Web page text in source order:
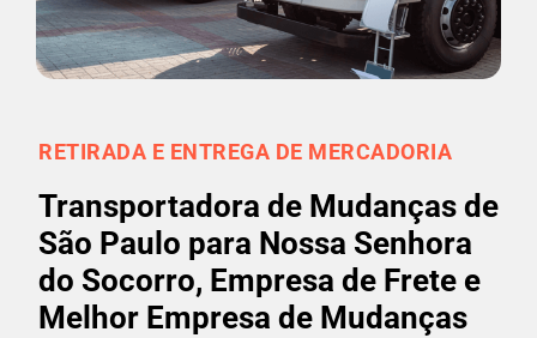
RETIRADA E ENTREGA DE MERCADORIA
Transportadora de Mudanças de
São Paulo para Nossa Senhora
do Socorro, Empresa de Frete e
Melhor Empresa de Mudanças